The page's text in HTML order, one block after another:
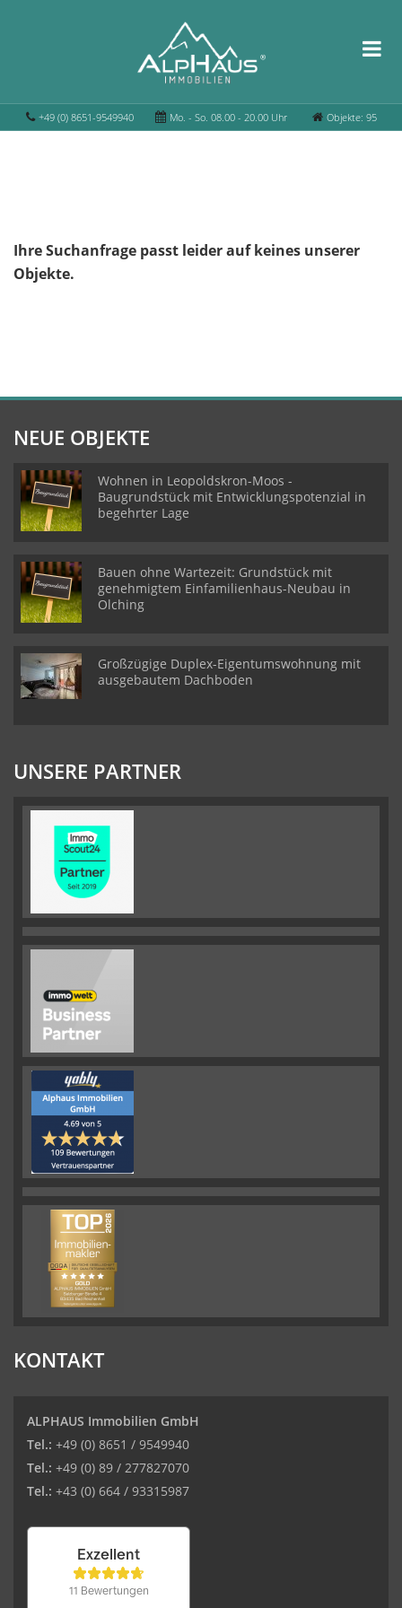
+49 (0) 8651-9549940 Mo. - So. 08.00 - 20.00 Uhr Objekte: 95
Ihre Suchanfrage passt leider auf keines unserer
Objekte.
NEUE OBJEKTE
Wohnen in Leopoldskron-Moos -
Baugrundstück mit Entwicklungspotenzial in
begehrter Lage
Bauen ohne Wartezeit: Grundstück mit
genehmigtem Einfamilienhaus-Neubau in
Olching
Großzügige Duplex-Eigentumswohnung mit
ausgebautem Dachboden
UNSERE PARTNER
KONTAKT
ALPHAUS Immobilien GmbH
Tel.: +49 (0) 8651 / 9549940
Tel.: +49 (0) 89 / 277827070
Tel.: +43 (0) 664 / 93315987